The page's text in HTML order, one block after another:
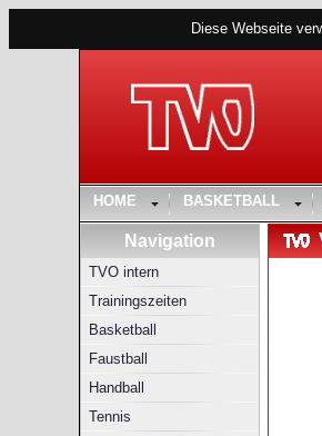
Diese Webseite
HOME BASKETBALL
Navigation
TVO intern
Trainingszeiten
Basketball
Faustball
Handball
Tennis